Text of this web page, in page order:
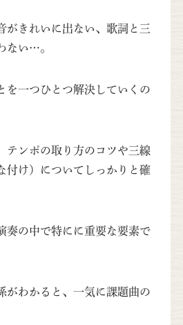
がきれいに出ない、歌詞と三
ない…。
を一つひとつ解決していくの
テンポの取り方のコツや三線
付け）についてしっかりと確
奏の中で特にに重要な要素で
がわかると、一気に課題曲の